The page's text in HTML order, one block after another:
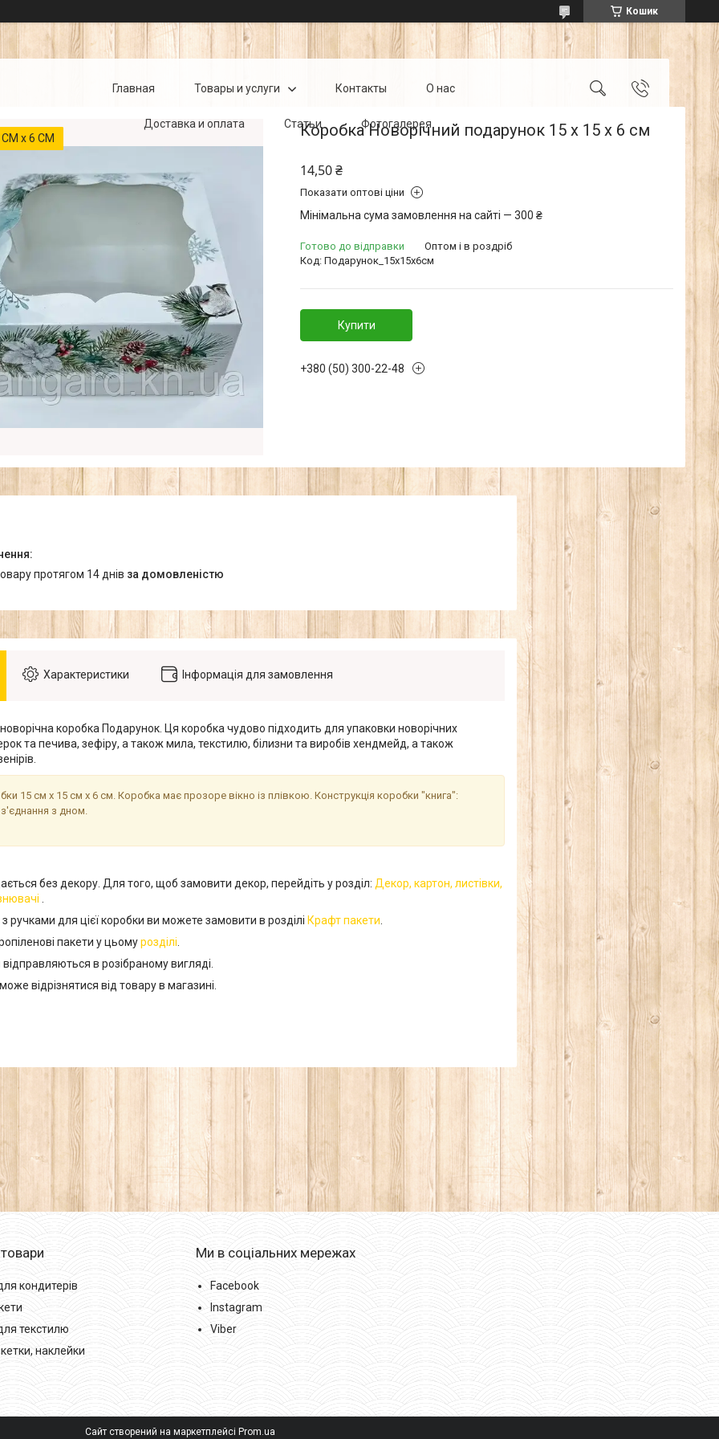
Кошик
Главная Товары и услуги Контакты О нас
Доставка и оплата Статьи
Фотогалерея
СМ х 6 СМ
Коробка Новорічний подарунок 15 х 15 х 6 см
14,50 ₴
Показати оптові ціни
Мінімальна сума замовлення на сайті — 300 ₴
Готово до відправки
Оптом і в роздріб
Код: Подарунок_15х15х6см
Купити
+380 (50) 300-22-48
протягом 14 днів за домовленістю
Характеристики Інформація для замовлення
коробка Подарунок. Ця коробка чудово підходить для упаковки новорічних
та печива, зефіру, а також мила, текстилю, білизни та виробів хендмейд, а також
15 см х 15 см х 6 см. Коробка має прозоре вікно із плівкою. Конструкція коробки "книга":
з дном.
без декору. Для того, щоб замовити декор, перейдіть у розділ: Декор, картон, листівки,
ручками для цієї коробки ви можете замовити в розділі Крафт пакети
пакети у цьомурозділі
відправляються в розібраному вигляді.
відрізнятися від товару в магазині.
кондитерів
текстилю
наклейки
Ми в соціальних мережах
Facebook
Instagram
Viber
Сайт створений на маркетплейсі Prom.ua